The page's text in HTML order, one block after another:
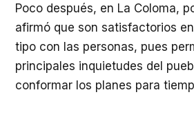
Poco después, en La Coloma,
afirmó que son satisfactorios
tipo con las personas, pues
principales inquietudes del
conformar los planes para